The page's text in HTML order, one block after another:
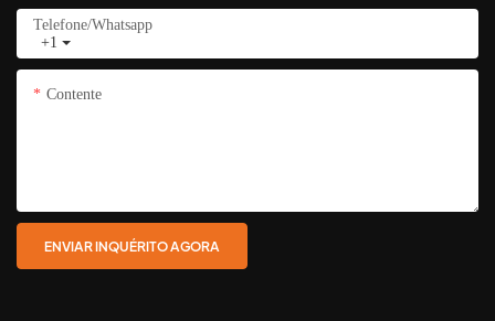
+1
Telefone/whatsapp
Contente
ENVIAR INQUÉRITO AGORA